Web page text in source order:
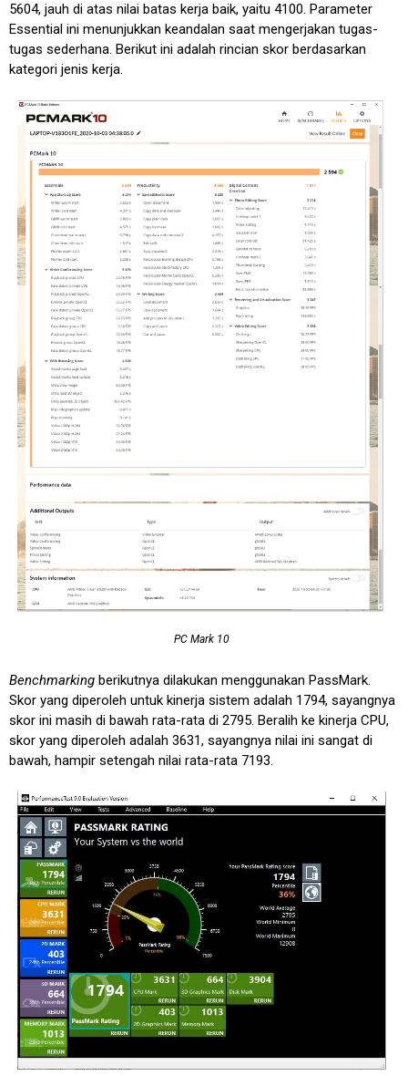
5604, jauh di atas nilai batas kerja baik, yaitu 4100. Parameter
Essential ini menunjukkan keandalan saat mengerjakan tugas-
tugas sederhana. Berikut ini adalah rincian skor berdasarkan
kategori jenis kerja.
PC Mark 10
Benchmarking berikutnya dilakukan menggunakan PassMark.
Skor yang diperoleh untuk kinerja sistem adalah 1794, sayangnya
skor ini masih di bawah rata-rata di 2795. Beralih ke kinerja CPU,
skor yang diperoleh adalah 3631, sayangnya nilai ini sangat di
bawah, hampir setengah nilai rata-rata 7193.